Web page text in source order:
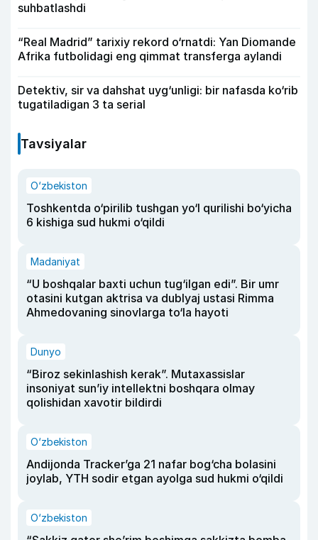
suhbatlashdi
“Real Madrid” tarixiy rekord o‘rnatdi: Yan Diomande
Afrika futbolidagi eng qimmat transferga aylandi
Detektiv, sir va dahshat uyg‘unligi: bir nafasda ko‘rib
tugatiladigan 3 ta serial
Tavsiyalar
O‘zbekiston
Toshkentda o‘pirilib tushgan yo‘l qurilishi bo‘yicha
6 kishiga sud hukmi o‘qildi
Madaniyat
“U boshqalar baxti uchun tug‘ilgan edi”. Bir umr
otasini kutgan aktrisa va dublyaj ustasi Rimma
Ahmedovaning sinovlarga to‘la hayoti
Dunyo
“Biroz sekinlashish kerak”. Mutaxassislar
insoniyat sun’iy intellektni boshqara olmay
qolishidan xavotir bildirdi
O‘zbekiston
Andijonda Tracker’ga 21 nafar bog‘cha bolasini
joylab, YTH sodir etgan ayolga sud hukmi o‘qildi
O‘zbekiston